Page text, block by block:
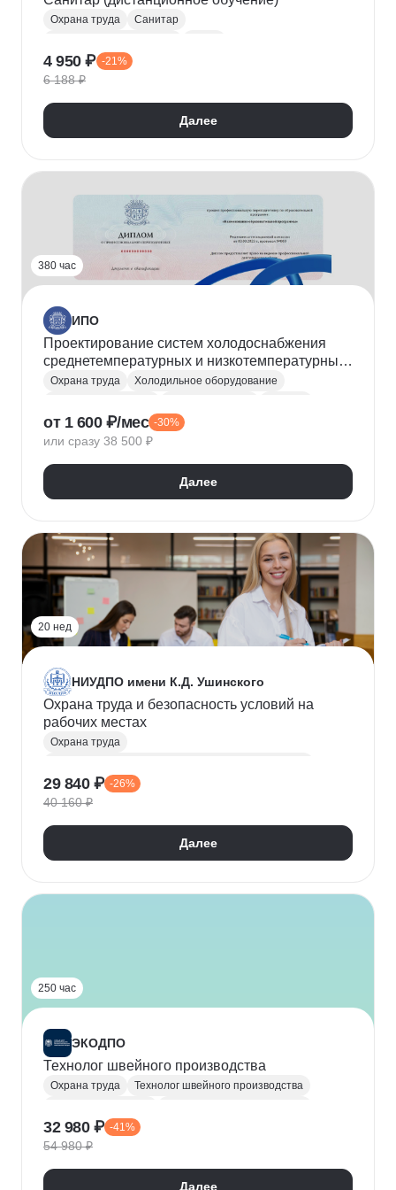
Охрана труда
Санитар
Здравоохранение
4 950 ₽ -21%
6 188 ₽
Далее
380 час
ИПО
Проектирование систем холодоснабжения
среднетемпературных и низкотемпературных
камер
Охрана труда
Холодильное оборудование
Техника безопасности
от 1 600 ₽/мес -30%
или сразу 38 500 ₽
Далее
20 нед
НИУДПО имени К.Д. Ушинского
Охрана труда и безопасность условий на
рабочих местах
Охрана труда
Управление персоналом
Техника безопасности
29 840 ₽ -26%
40 160 ₽
Далее
250 час
ЭКОДПО
Технолог швейного производства
Охрана труда
Технолог швейного производства
ГОСТ
Рабочие профессии
32 980 ₽ -41%
54 980 ₽
Далее